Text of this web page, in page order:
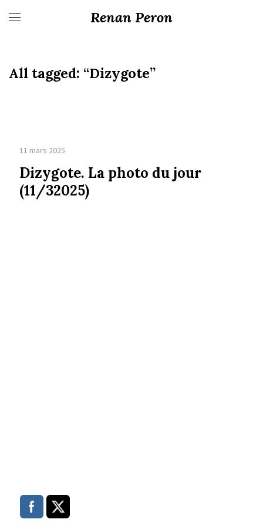
Renan Peron
All tagged: “Dizygote”
11 mars 2025
Dizygote. La photo du jour
(11/32025)